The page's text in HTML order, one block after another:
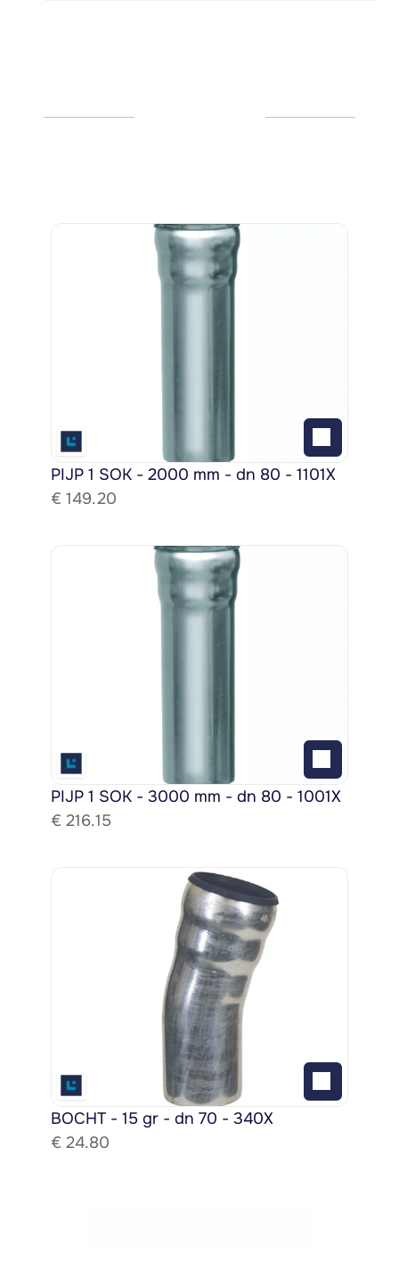
PIJP 1 SOK - 2000 mm - dn 80 - 1101X
€ 149.20
PIJP 1 SOK - 3000 mm - dn 80 - 1001X
€ 216.15
BOCHT - 15 gr - dn 70 - 340X
€ 24.80